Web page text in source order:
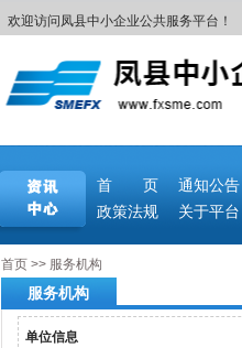
欢迎访问凤县中小企业公共服务平台！
首 页 通知公告
政策法规
关于平台
首页>> 服务机构
服务机构
单位信息